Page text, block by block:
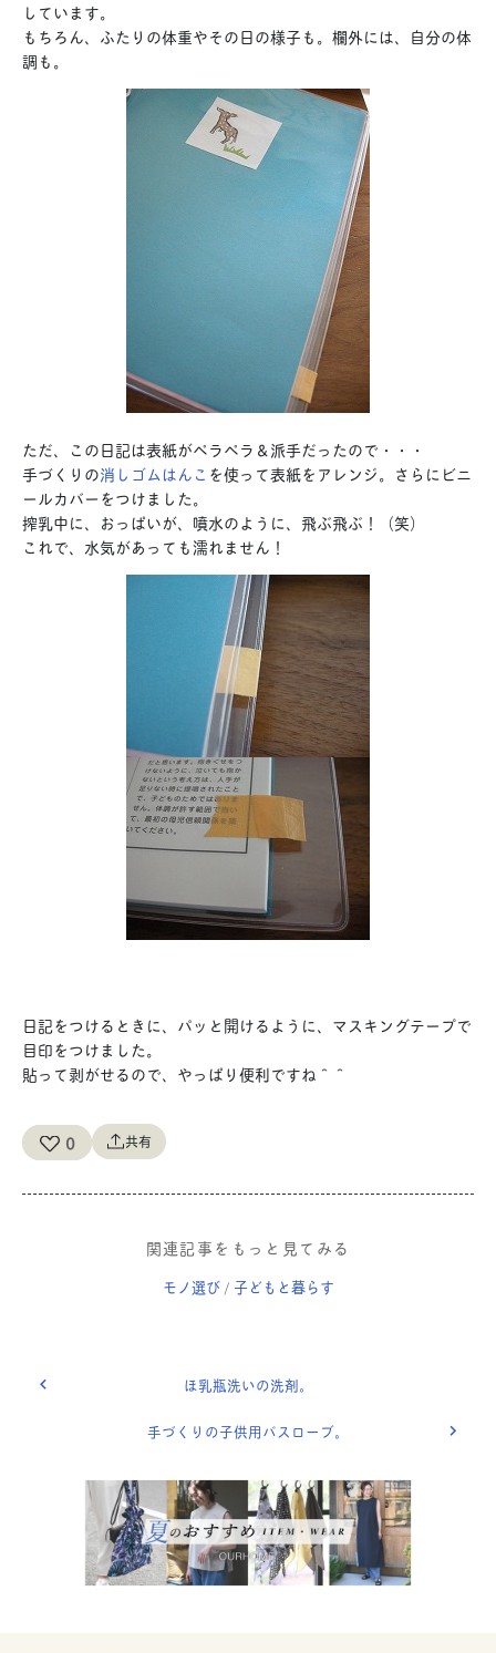
しています。
もちろん、ふたりの体重やその日の様子も。欄外には、自分の体
調も。
ただ、この日記は表紙がペラペラ＆派手だったので・・・
手づくりの消しゴムはんこ を使って表紙をアレンジ。さらにビニ
ールカバーをつけました。
搾乳中に、おっぱいが、噴水のように、飛ぶ飛ぶ！（笑）
これで、水気があっても濡れません！
日記をつけるときに、パッと開けるように、マスキングテープで
目印をつけました。
貼って剥がせるので、やっぱり便利ですね＾＾
0 共有
関連記事をもっと見てみる
モノ選び/ 子どもと暮らす
ほ乳瓶洗いの洗剤。
手づくりの子供用バスローブ。